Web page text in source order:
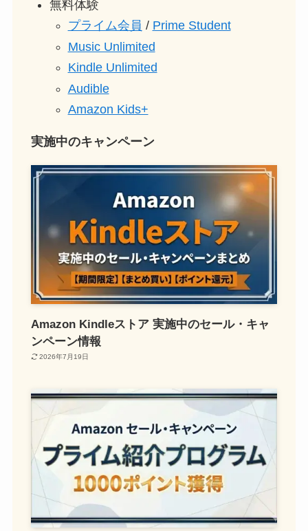
無料体験
プライム会員 / Prime Student
Music Unlimited
Kindle Unlimited
Audible
Amazon Kids+
実施中のキャンペーン
Amazon Kindleストア 実施中のセール・キャ
ンペーン情報
2026年7月19日